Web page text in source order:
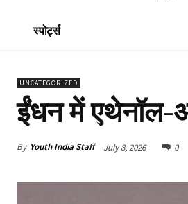
स्पोर्ट्स
UNCATEGORIZED
ईंधन में एथेनॉल-
By Youth India Staff July 8, 2026 0